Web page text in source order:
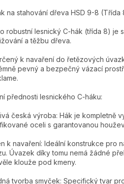
na stahování dřeva HSD 9-8 (Třída
robustní lesnický C-hák (třída 8) je
a těžbu dřeva.
k navaření do řetězových
pevný a bezpečný vázací
přednosti lesnického C-háku:
česká výroba: Hák je kompletně
oceli s garantovanou
k navaření: Ideální konstrukce pro
Úvazek díky tomu nemá žádné
klouže pod kmeny.
tvorba smyček: Specifický tvar